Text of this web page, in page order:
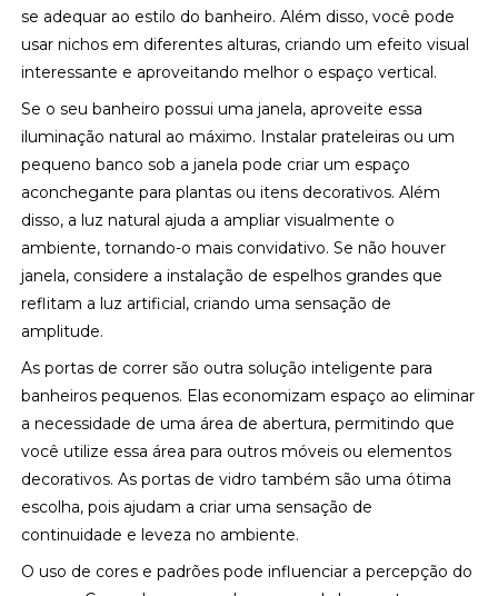
se adequar ao estilo do banheiro. Além disso, você pode
usar nichos em diferentes alturas, criando um efeito visual
interessante e aproveitando melhor o espaço vertical.
Se o seu banheiro possui uma janela, aproveite essa
iluminação natural ao máximo. Instalar prateleiras ou um
pequeno banco sob a janela pode criar um espaço
aconchegante para plantas ou itens decorativos. Além
disso, a luz natural ajuda a ampliar visualmente o
ambiente, tornando-o mais convidativo. Se não houver
janela, considere a instalação de espelhos grandes que
reflitam a luz artificial, criando uma sensação de
amplitude.
As portas de correr são outra solução inteligente para
banheiros pequenos. Elas economizam espaço ao eliminar
a necessidade de uma área de abertura, permitindo que
você utilize essa área para outros móveis ou elementos
decorativos. As portas de vidro também são uma ótima
escolha, pois ajudam a criar uma sensação de
continuidade e leveza no ambiente.
O uso de cores e padrões pode influenciar a percepção do